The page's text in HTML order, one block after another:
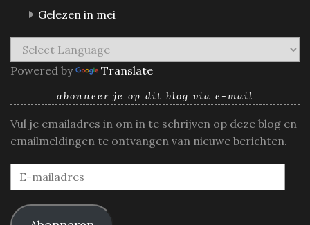
Gelezen in mei
Powered by Translate
abonneer je op dit blog via e-mail
Vul je emailadres in om in te schrijven op deze blog en
emailmeldingen te ontvangen van nieuwe berichten.
E-
mailadres